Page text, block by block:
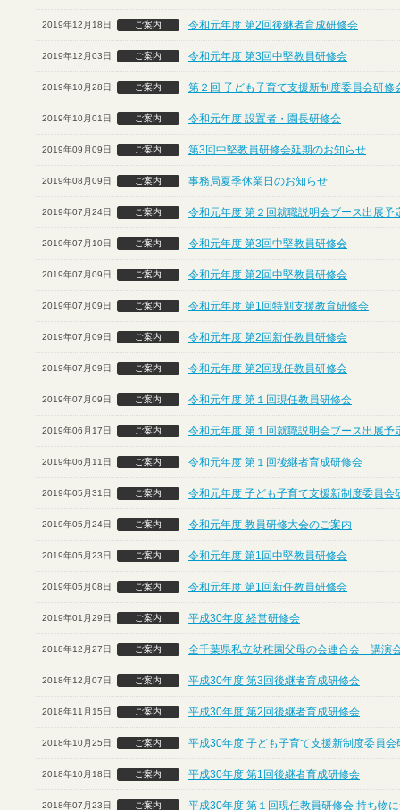
2019年12月18日 ご案内 令和元年度 第2回後継者育成研修会
2019年12月03日 ご案内 令和元年度 第3回中堅教員研修会
2019年10月28日 ご案内 第２回 子ども子育て支援新制度委員会研修
2019年10月01日 ご案内 令和元年度 設置者・園長研修会
2019年09月09日 ご案内 第3回中堅教員研修会延期のお知らせ
2019年08月09日 ご案内 事務局夏季休業日のお知らせ
2019年07月24日 ご案内 令和元年度 第２回就職説明会ブース出展
2019年07月10日 ご案内 令和元年度 第3回中堅教員研修会
2019年07月09日 ご案内 令和元年度 第2回中堅教員研修会
2019年07月09日 ご案内 令和元年度 第1回特別支援教育研修会
2019年07月09日 ご案内 令和元年度 第2回新任教員研修会
2019年07月09日 ご案内 令和元年度 第2回現任教員研修会
2019年07月09日 ご案内 令和元年度 第１回現任教員研修会
2019年06月17日 ご案内 令和元年度 第１回就職説明会ブース出展予
2019年06月11日 ご案内 令和元年度 第１回後継者育成研修会
2019年05月31日 ご案内 令和元年度 子ども子育て支援新制度委員会
2019年05月24日 ご案内 令和元年度 教員研修大会のご案内
2019年05月23日 ご案内 令和元年度 第1回中堅教員研修会
2019年05月08日 ご案内 令和元年度 第1回新任教員研修会
2019年01月29日 ご案内 平成30年度 経営研修会
2018年12月27日 ご案内 全千葉県私立幼稚園父母の会連合会 講演
2018年12月07日 ご案内 平成30年度 第3回後継者育成研修会
2018年11月15日 ご案内 平成30年度 第2回後継者育成研修会
2018年10月25日 ご案内 平成30年度 子ども子育て支援新制度委員会
2018年10月18日 ご案内 平成30年度 第1回後継者育成研修会
2018年07月23日 ご案内 平成30年度 第１回現任教員研修会 持ち物